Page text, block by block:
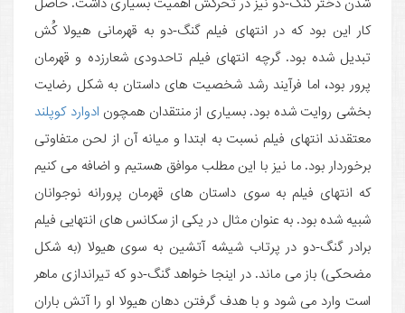
کار این بود که در انتهای فیلم گنگ-دو به قهرمانی هیولا کُش
تبدیل شده بود. گرچه انتهای فیلم تاحدودی شعارزده و قهرمان
پرور بود، اما فرآیند رشد شخصیت های داستان به شکل رضایت
بخشی روایت شده بود. بسیاری از منتقدان همچون ادوارد کوپلند
معتقدند انتهای فیلم نسبت به ابتدا و میانه آن از لحن متفاوتی
برخوردار بود. ما نیز با این مطلب موافق هستیم و اضافه می کنیم
که انتهای فیلم به سوی داستان های قهرمان پرورانه نوجوانان
شبیه شده بود. به عنوان مثال در یکی از سکانس های انتهایی فیلم
برادر گنگ-دو در پرتاب شیشه آتشین به سوی هیولا (به شکل
مضحکی) باز می ماند. در اینجا خواهد گنگ-دو که تیراندازی ماهر
است وارد می شود و با هدف گرفتن دهان هیولا او را آتش باران